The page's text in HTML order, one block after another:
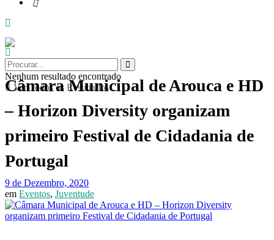
Nenhum resultado encontrado
Ver Todos os Resultados
Câmara Municipal de Arouca e HD
– Horizon Diversity organizam
primeiro Festival de Cidadania de
Portugal
9 de Dezembro, 2020
em Eventos, Juventude